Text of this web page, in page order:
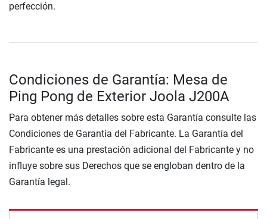
perfección.
Condiciones de Garantía: Mesa de
Ping Pong de Exterior Joola J200A
Para obtener más detalles sobre esta Garantía consulte las
Condiciones de Garantía del Fabricante. La Garantía del
Fabricante es una prestación adicional del Fabricante y no
influye sobre sus Derechos que se engloban dentro de la
Garantía legal.